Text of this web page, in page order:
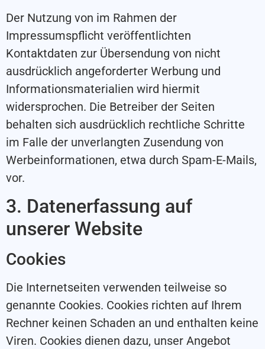
Der Nutzung von im Rahmen der
Impressumspflicht veröffentlichten
Kontaktdaten zur Übersendung von nicht
ausdrücklich angeforderter Werbung und
Informationsmaterialien wird hiermit
widersprochen. Die Betreiber der Seiten
behalten sich ausdrücklich rechtliche Schritte
im Falle der unverlangten Zusendung von
Werbeinformationen, etwa durch Spam-E-Mails,
vor.
3. Datenerfassung auf
unserer Website
Cookies
Die Internetseiten verwenden teilweise so
genannte Cookies. Cookies richten auf Ihrem
Rechner keinen Schaden an und enthalten keine
Viren. Cookies dienen dazu, unser Angebot